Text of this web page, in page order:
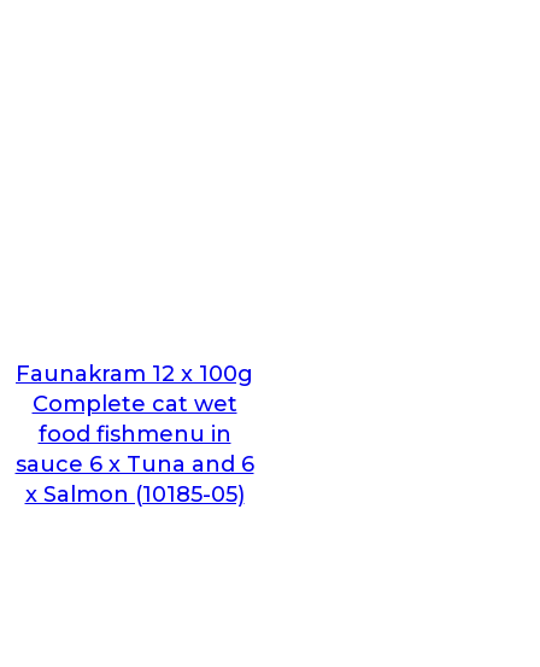
Faunakram 12 x 100g
Complete cat wet
food fishmenu in
sauce 6 x Tuna and 6
x Salmon (10185-05)